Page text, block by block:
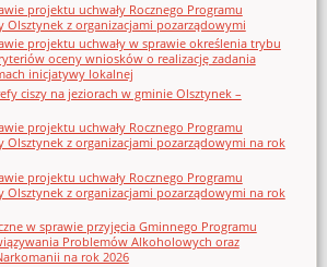
projektu uchwały Rocznego Programu
Olsztynek z organizacjami pozarządowymi
projektu uchwały w sprawie określenia trybu
oceny wniosków o realizację zadania
inicjatywy lokalnej
ciszy na jeziorach w gminie Olsztynek –
projektu uchwały Rocznego Programu
Olsztynek z organizacjami pozarządowymi na rok
projektu uchwały Rocznego Programu
Olsztynek z organizacjami pozarządowymi na rok
w sprawie przyjęcia Gminnego Programu
Problemów Alkoholowych oraz
na rok 2026